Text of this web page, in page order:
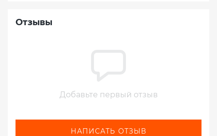
Отзывы
Добавьте первый отзыв
НАПИСАТЬ ОТЗЫВ